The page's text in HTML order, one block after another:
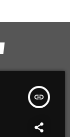
insert_link